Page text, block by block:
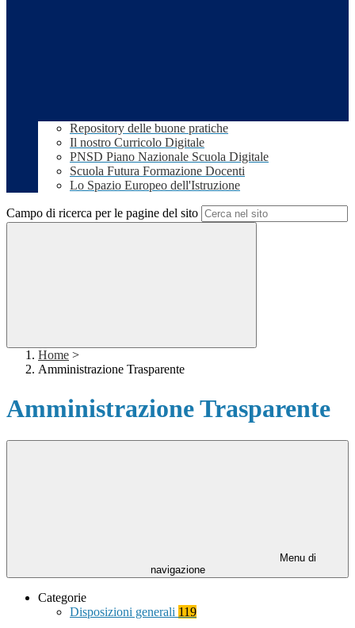
Repository delle buone pratiche
Il nostro Curricolo Digitale
PNSD Piano Nazionale Scuola Digitale
Scuola Futura Formazione Docenti
Lo Spazio Europeo dell'Istruzione
Campo di ricerca per le pagine del sito
Home >
Amministrazione Trasparente
Amministrazione Trasparente
Menu di
navigazione
Categorie
Disposizioni generali 119